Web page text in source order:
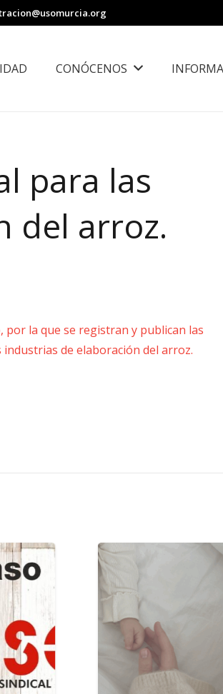
CONÓCENOS
para las
del arroz.
por la que se registran y publican las
de elaboración del arroz.